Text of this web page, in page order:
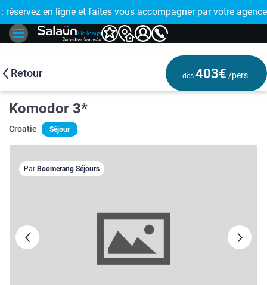
!
: réservez en ligne et faites vous accompagner par votre
🤩
Retour dès 403€ /pers.
Komodor 3*
Croatie Séjour
Par Boomerang Séjours